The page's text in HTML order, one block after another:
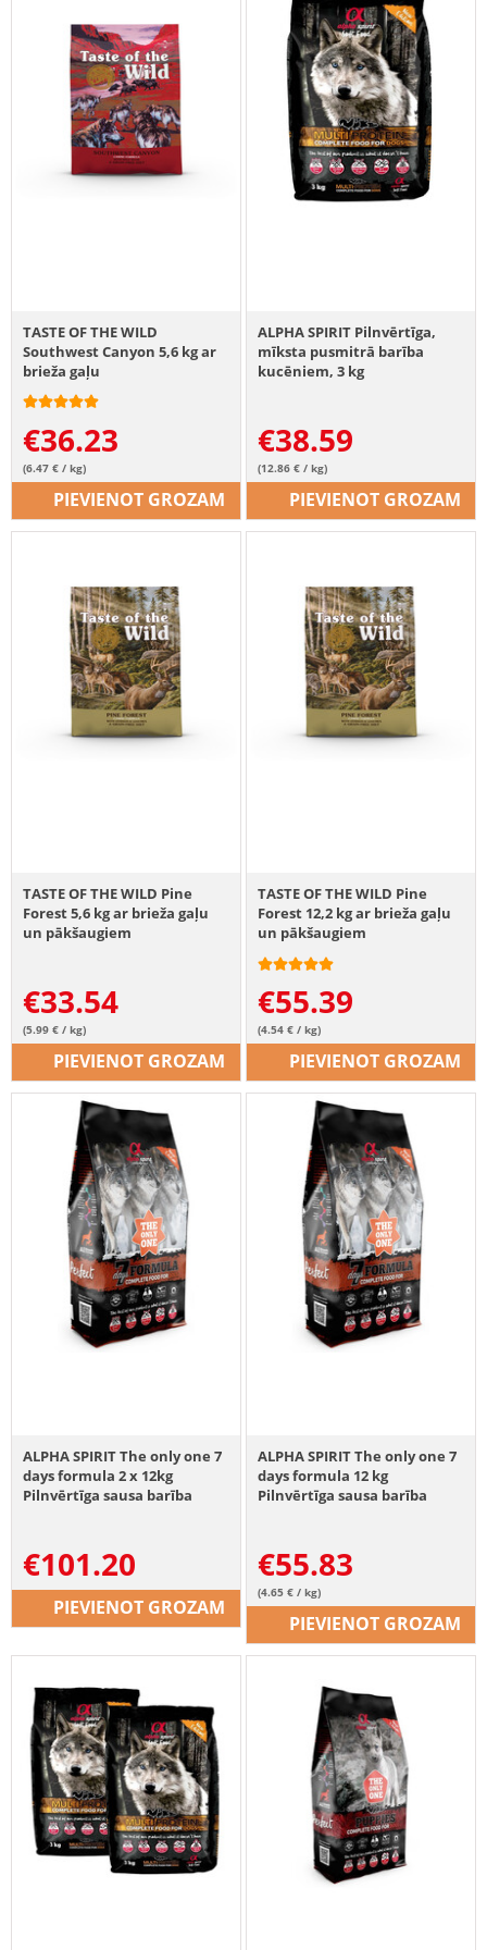
TASTE OF THE WILD
Southwest Canyon 5,6 kg ar
brieža gaļu
€36.23
(6.47 € / kg)
PIEVIENOT GROZAM
ALPHA SPIRIT Pilnvērtīga,
mīksta pusmitrā barība
kucēniem, 3 kg
€38.59
(12.86 € / kg)
PIEVIENOT GROZAM
TASTE OF THE WILD Pine
Forest 5,6 kg ar brieža gaļu
un pākšaugiem
€33.54
(5.99 € / kg)
PIEVIENOT GROZAM
TASTE OF THE WILD Pine
Forest 12,2 kg ar brieža gaļu
un pākšaugiem
€55.39
(4.54 € / kg)
PIEVIENOT GROZAM
ALPHA SPIRIT The only one 7
days formula 2 x 12kg
Pilnvērtīga sausa barība
€101.20
PIEVIENOT GROZAM
ALPHA SPIRIT The only one 7
days formula 12 kg
Pilnvērtīga sausa barība
€55.83
(4.65 € / kg)
PIEVIENOT GROZAM